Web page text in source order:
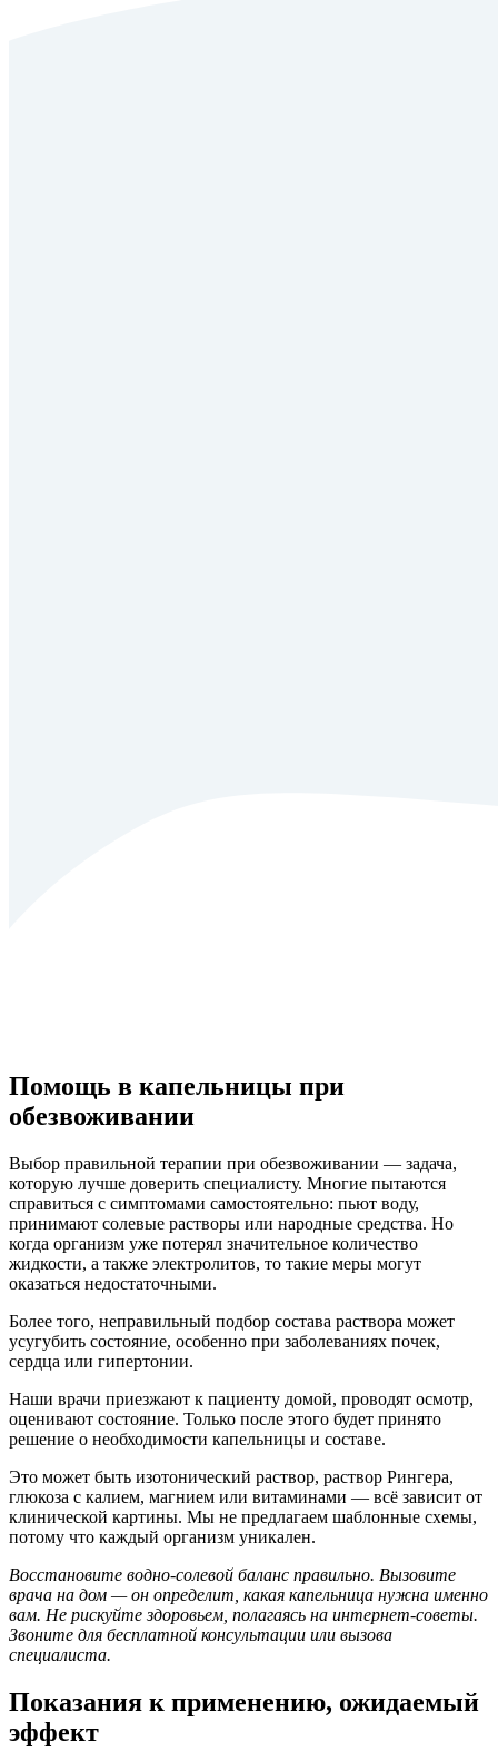
Помощь в капельницы при
обезвоживании
Выбор правильной терапии при обезвоживании — задача,
которую лучше доверить специалисту. Многие пытаются
справиться с симптомами самостоятельно: пьют воду,
принимают солевые растворы или народные средства. Но
когда организм уже потерял значительное количество
жидкости, а также электролитов, то такие меры могут
оказаться недостаточными.
Более того, неправильный подбор состава раствора может
усугубить состояние, особенно при заболеваниях почек,
сердца или гипертонии.
Наши врачи приезжают к пациенту домой, проводят осмотр,
оценивают состояние. Только после этого будет принято
решение о необходимости капельницы и составе.
Это может быть изотонический раствор, раствор Рингера,
глюкоза с калием, магнием или витаминами — всё зависит от
клинической картины. Мы не предлагаем шаблонные схемы,
потому что каждый организм уникален.
Восстановите водно-солевой баланс правильно. Вызовите
врача на дом — он определит, какая капельница нужна именно
вам. Не рискуйте здоровьем, полагаясь на интернет-советы.
Звоните для бесплатной консультации или вызова
специалиста.
Показания к применению, ожидаемый
эффект